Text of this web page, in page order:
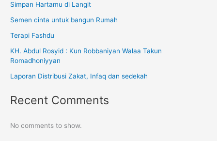
Simpan Hartamu di Langit
Semen cinta untuk bangun Rumah
Terapi Fashdu
KH. Abdul Rosyid : Kun Robbaniyan Walaa Takun
Romadhoniyyan
Laporan Distribusi Zakat, Infaq dan sedekah
Recent Comments
No comments to show.